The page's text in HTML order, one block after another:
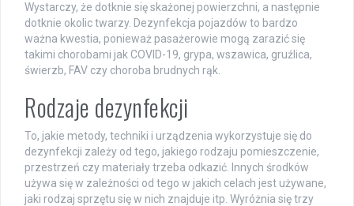
Wystarczy, że dotknie się skażonej powierzchni, a następnie
dotknie okolic twarzy. Dezynfekcja pojazdów to bardzo
ważna kwestia, ponieważ pasażerowie mogą zarazić się
takimi chorobami jak COVID-19, grypa, wszawica, gruźlica,
świerzb, FAV czy choroba brudnych rąk.
Rodzaje dezynfekcji
To, jakie metody, techniki i urządzenia wykorzystuje się do
dezynfekcji zależy od tego, jakiego rodzaju pomieszczenie,
przestrzeń czy materiały trzeba odkazić. Innych środków
używa się w zależności od tego w jakich celach jest używane,
jaki rodzaj sprzętu się w nich znajduje itp. Wyróżnia się trzy